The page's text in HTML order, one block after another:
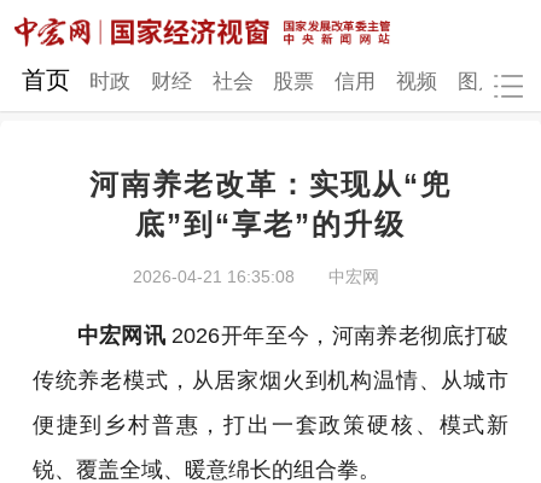
网站地图
财经 社会
图片
地方发展
首页 时政 财经 社会 股票 信用 视频 图片
河南养老改革：实现从“兜
底”到“享老”的升级
2026-04-21 16:35:08 中宏网
中宏网讯 2026开年至今，河南养老彻底打破
传统养老模式，从居家烟火到机构温情、从城市
便捷到乡村普惠，打出一套政策硬核、模式新
锐、覆盖全域、暖意绵长的组合拳。